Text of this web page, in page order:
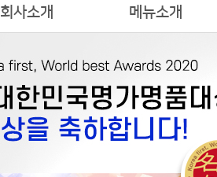
회사소개
인사말
CI, BI소개
오시는길
메뉴소개
메뉴소개
쭈꾸미 소개